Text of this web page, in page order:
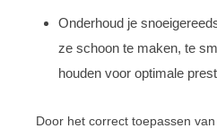
Onderhoud je
ze schoon te maken, te
houden voor optimale
Door het correct toepassen